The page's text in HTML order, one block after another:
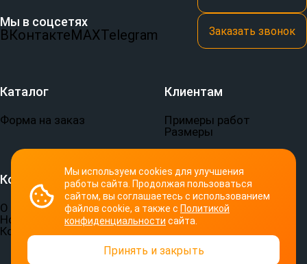
Мы используем cookies для улучшения
работы сайта. Продолжая пользоваться
сайтом, вы соглашаетесь с использованием
файлов cookie, а также с Политикой
конфиденциальности сайта.
Принять и закрыть
Мы в соцсетях
ВКонтактеMAXTelegram Заказать звонок
Каталог
Форма на заказ
Клиентам
Примеры работ
Размеры
Компания
О компании
Новости
Контакты
Документы
Пользовательское
соглашение
конфиденциальности